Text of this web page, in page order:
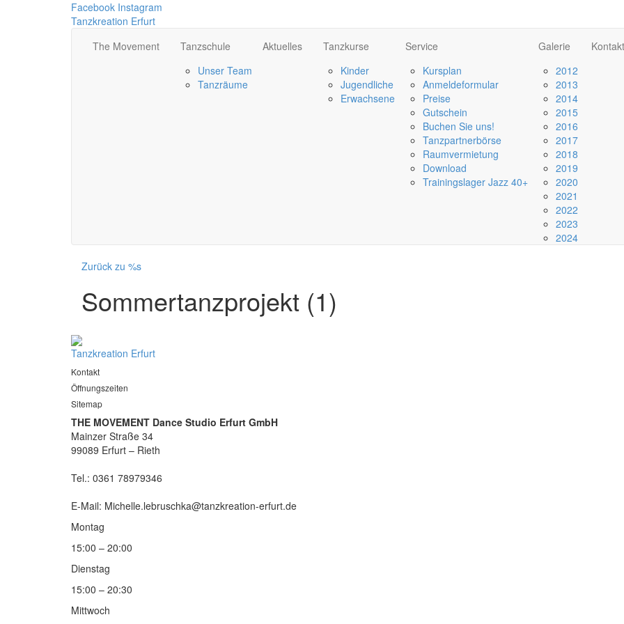
Facebook Instagram
Tanzkreation Erfurt
The Movement
Tanzschule
Unser Team
Tanzräume
Aktuelles
Tanzkurse
Kinder
Jugendliche
Erwachsene
Service
Kursplan
Anmeldeformular
Preise
Gutschein
Buchen Sie uns!
Tanzpartnerbörse
Raumvermietung
Download
Trainingslager Jazz 40+
Galerie
2012
2013
2014
2015
2016
2017
2018
2019
2020
2021
2022
2023
2024
Kontakt
Zurück zu %s
Sommertanzprojekt (1)
Tanzkreation Erfurt
Kontakt
Öffnungszeiten
Sitemap
THE MOVEMENT Dance Studio Erfurt GmbH
Mainzer Straße 34
99089 Erfurt – Rieth
Tel.: 0361 78979346
E-Mail: Michelle.lebruschka@tanzkreation-erfurt.de
Montag
15:00 – 20:00
Dienstag
15:00 – 20:30
Mittwoch